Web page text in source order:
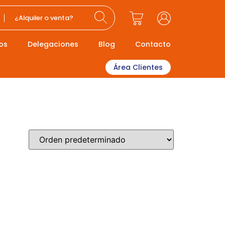
¿Alquiler o venta?
Delegaciones Blog Contacto
Área Clientes